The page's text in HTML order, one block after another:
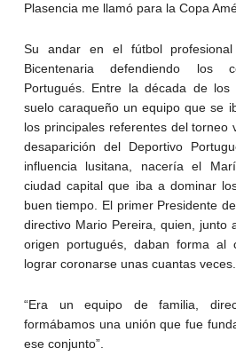
Plasencia me llamó para la Copa
Su andar en el fútbol
Bicentenaria defendiendo los
Portugués. Entre la década de
suelo caraqueño un equipo que se
los principales referentes del torneo
desaparición del Deportivo
influencia lusitana, nacería el
ciudad capital que iba a dominar
buen tiempo. El primer Presidente
directivo Mario Pereira, quien, junto
origen portugués, daban forma al
lograr coronarse unas cuantas veces.
“Era un equipo de familia,
formábamos una unión que fue
ese conjunto”.